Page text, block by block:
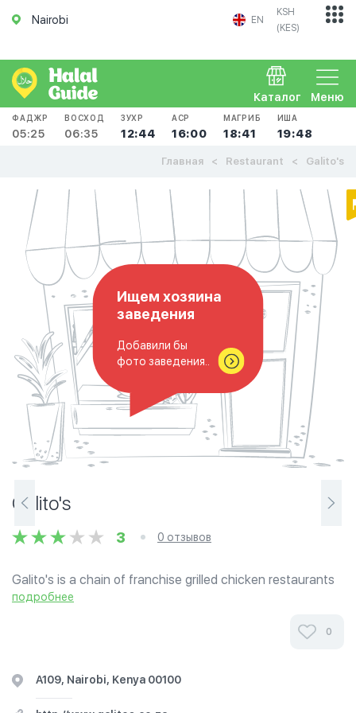
Nairobi EN
KSH
(KES)
Меню
Каталог
ФАДЖР
05:25
ВОСХОД
06:35
ЗУХР
12:44
АСР
16:00
МАГРИБ
18:41
ИША
19:48
Главная Restaurant Galito's
Ищем хозяина
заведения
Добавили бы
фото заведения..
Galito's
3 0 отзывов
Galito's is a chain of franchise grilled chicken restaurants
started in South Africa and expanded to Kenya in 2006.
подробнее
0
A109, Nairobi, Kenya 00100